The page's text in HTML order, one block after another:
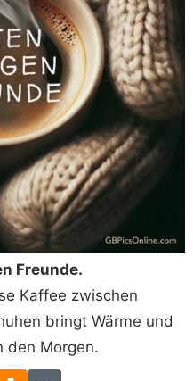
Freunde.
Kaffee zwischen
bringt Wärme und
den Morgen.